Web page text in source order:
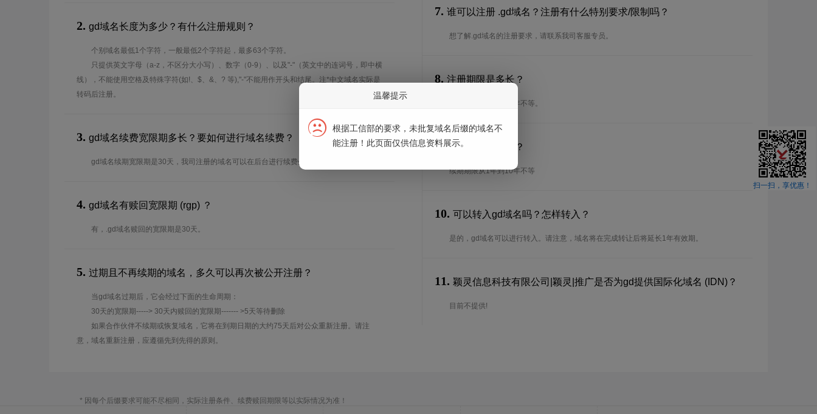
2. gd域名长度为多少？有什么注册规则？
个别域名最低1个字符，一般最低2个字符起，最多63个字符。
只提供英文字母（a-z，不区分大小写）、数字（0-9）、以及"-"（英文中的连词号，即中横
线），不能使用空格及特殊字符(如!、$、&、? 等),"-"不能用作开头和结尾。注*中文域名实际是
转码后注册。
3. gd域名续费宽限期多长？要如何进行域名续费？
gd域名续期宽限期是30天，我司注册的域名可以在后台进行续费生效。
4. gd域名有赎回宽限期 (rgp) ？
有，.gd域名赎回的宽限期是30天。
5. 过期且不再续期的域名，多久可以再次被公开注册？
当gd域名过期后，它会经过下面的生命周期：
30天的宽限期-----> 30天内赎回的宽限期------- >5天等待删除
如果合作伙伴不续期或恢复域名，它将在到期日期的大约75天后对公众重新注册。请注
意，域名重新注册，应遵循先到先得的原则。
7. 谁可以注册 .gd域名？注册有什么特别要求/限制吗？
想了解.gd域名的注册要求，请联系我司客服专员。
8. 注册期限是多长？
注册期限从1年到10年不等。
9. 续期期限是多长？
续期期限从1年到10年不等
10. 可以转入gd域名吗？怎样转入？
是的，gd域名可以进行转入。请注意，域名将在完成转让后将延长1年有效期。
11. 颖灵信息科技有限公司|颖灵|推广是否为gd提供国际化域名 (IDN)？
目前不提供!
* 因每个后缀要求可能不尽相同，实际注册条件、续费赎回期限等以实际情况为准！
扫一扫，享优惠！
温馨提示
根据工信部的要求，未批复域名后缀的域名不
能注册！此页面仅供信息资料展示。